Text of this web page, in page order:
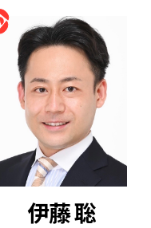
伊藤 聡